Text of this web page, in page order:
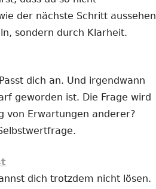
der nächste Schritt aussehen
sondern durch Klarheit.
dich an. Und irgendwann
geworden ist. Die Frage wird
von Erwartungen anderer?
dich trotzdem nicht lösen.